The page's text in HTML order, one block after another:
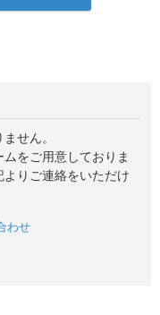
せん。
をご用意しておりま
りご連絡をいただけ
わせ